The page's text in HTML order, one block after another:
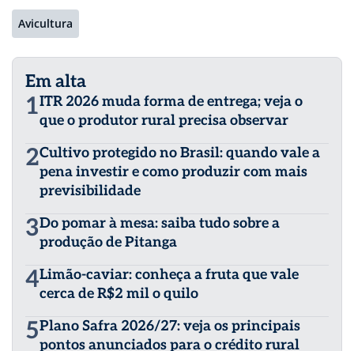
Avicultura
Em alta
1ITR 2026 muda forma de entrega; veja o
que o produtor rural precisa observar
2Cultivo protegido no Brasil: quando vale a
pena investir e como produzir com mais
previsibilidade
3Do pomar à mesa: saiba tudo sobre a
produção de Pitanga
4Limão-caviar: conheça a fruta que vale
cerca de R$2 mil o quilo
5Plano Safra 2026/27: veja os principais
pontos anunciados para o crédito rural